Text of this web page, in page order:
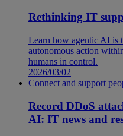
Rethinking IT
Learn how agentic AI is
autonomous action
humans in control.
2026/03/02
Connect and support
Record DDoS
AI: IT news and